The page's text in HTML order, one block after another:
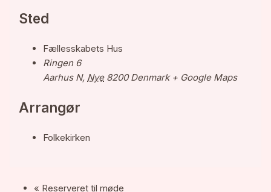
Sted
Fællesskabets Hus
Ringen 6
Aarhus N, Nye 8200 Denmark + Google Maps
Arrangør
Folkekirken
« Reserveret til møde